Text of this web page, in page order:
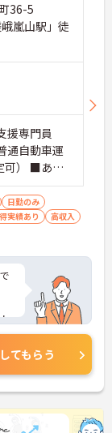
36-5
嵐山駅」徒
援専門員
通自動車運
可） ■あれ
経験があれ
日勤のみ
実績あり
高収入
てもらう